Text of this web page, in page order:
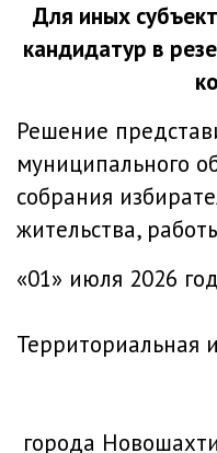
Для иных
кандидатур в
Решение
муниципального
собрания
жительства,
«01»
Территориальная
города